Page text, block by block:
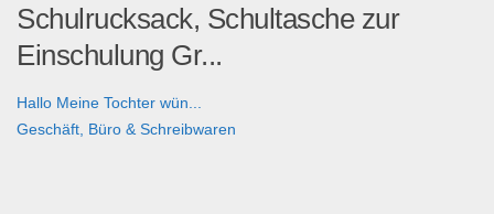
Schulrucksack, Schultasche zur
Einschulung Gr...
Hallo Meine Tochter wün...
Geschäft, Büro & Schreibwaren